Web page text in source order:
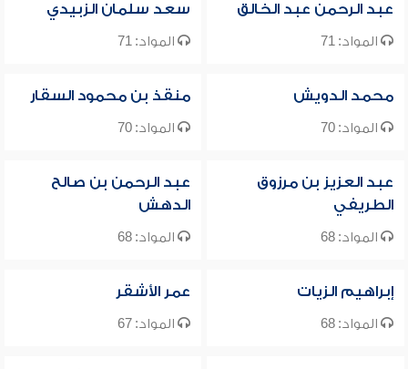
عبد الرحمن عبد الخالق
المواد: 71
سعد سلمان الزبيدي
المواد: 71
محمد الدويش
المواد: 70
منقذ بن محمود السقار
المواد: 70
عبد العزيز بن مرزوق
الطريفي
المواد: 68
عبد الرحمن بن صالح
الدهش
المواد: 68
إبراهيم الزيات
المواد: 68
عمر الأشقر
المواد: 67